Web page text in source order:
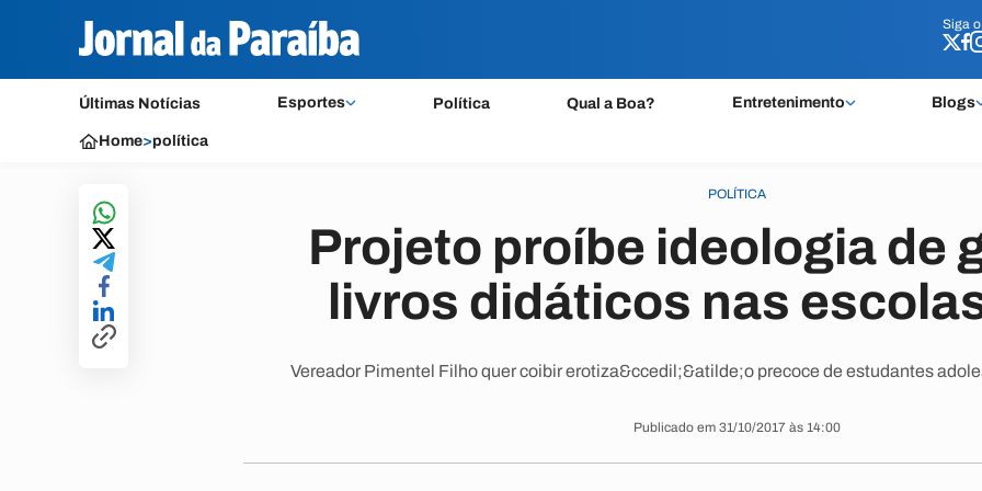
Siga o
Últimas Notícias Esportes Política Qual a Boa? Entretenimento Blogs
Siga o
Home>política
POLÍTICA
Projeto proíbe ideologia de
livros didáticos nas
Vereador Pimentel Filho quer coibir erotiza&ccedil;&atilde;o precoce de estudantes
Publicado em 31/10/2017 às 14:00